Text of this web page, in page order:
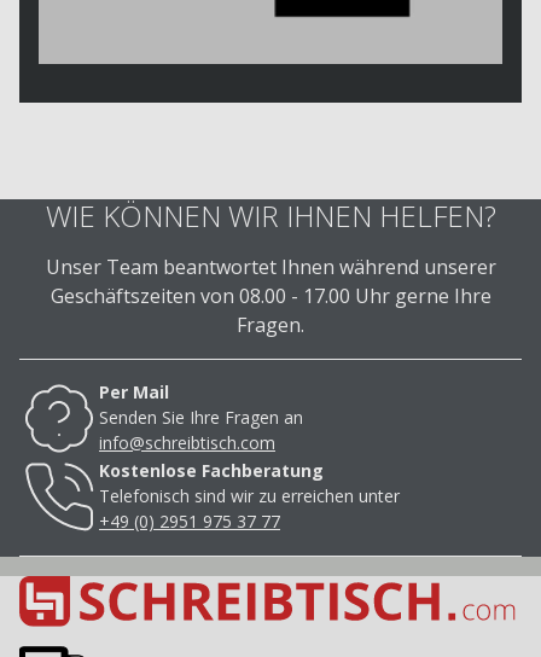
WIE KÖNNEN WIR IHNEN HELFEN?
Unser Team beantwortet Ihnen während unserer
Geschäftszeiten von 08.00 - 17.00 Uhr gerne Ihre
Fragen.
Per Mail
Senden Sie Ihre Fragen an
info@schreibtisch.com
Kostenlose Fachberatung
Telefonisch sind wir zu erreichen unter
+49 (0) 2951 975 37 77